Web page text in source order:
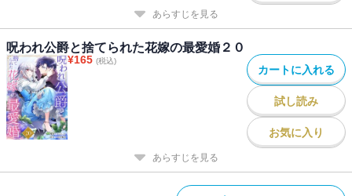
あらすじを見る
呪われ公爵と捨てられた花嫁の最愛婚２０
¥165 (税込)
カートに入れる
試し読み
お気に入り
あらすじを見る